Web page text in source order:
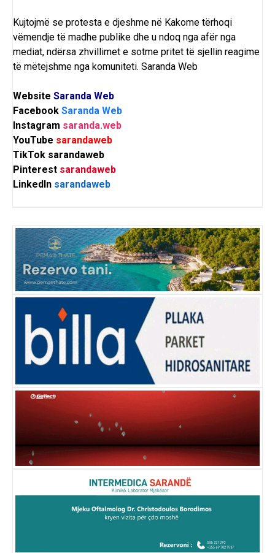
Kujtojmë se protesta e djeshme në Kakome tërhoqi
vëmendje të madhe publike dhe u ndoq nga afër nga
mediat, ndërsa zhvillimet e sotme pritet të sjellin reagime
të mëtejshme nga komuniteti. Saranda Web
Website Saranda Web
Facebook Saranda Web
Instagram saranda.web
YouTube sarandaweb
TikTok sarandaweb
Pinterest sarandaweb
LinkedIn sarandaweb